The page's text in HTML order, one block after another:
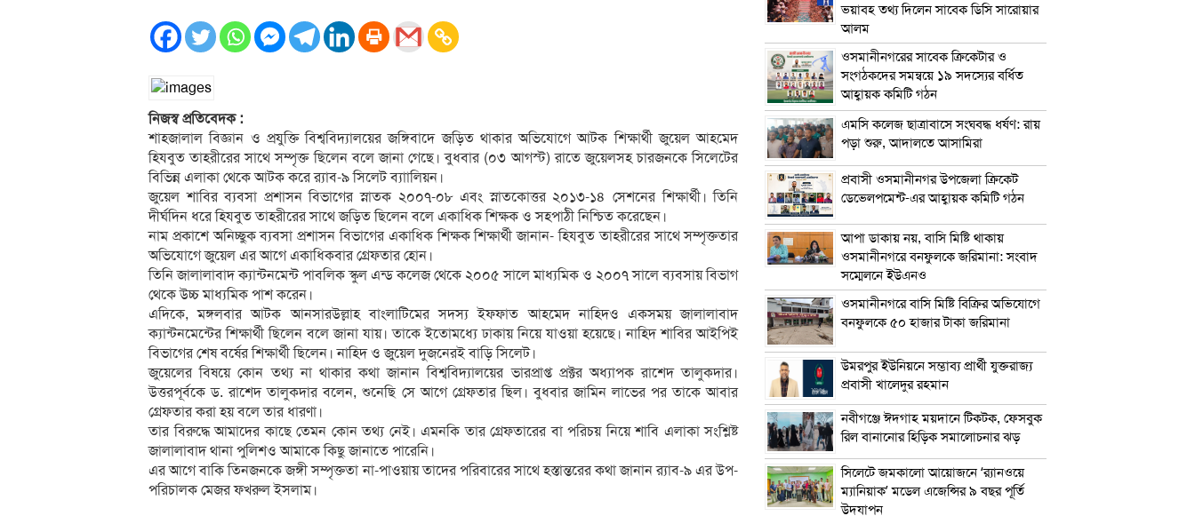
নিজস্ব প্রতিবেদক :
শাহজালাল বিজ্ঞান ও প্রযুক্তি বিশ্ববিদ্যালয়ের জঙ্গিবাদে জড়িত থাকার অভিযোগে আটক শিক্ষার্থী জুয়েল আহমেদ
হিযবুত তাহরীরের সাথে সম্পৃক্ত ছিলেন বলে জানা গেছে। বুধবার (০৩ আগস্ট) রাতে জুয়েলসহ চারজনকে সিলেটের
বিভিন্ন এলাকা থেকে আটক করে র‌্যাব-৯ সিলেট ব্যাালিয়ন।
জুয়েল শাবির ব্যবসা প্রশাসন বিভাগের স্নাতক ২০০৭-০৮ এবং স্নাতকোত্তর ২০১৩-১৪ সেশনের শিক্ষার্থী। তিনি
দীর্ঘদিন ধরে হিযবুত তাহরীরের সাথে জড়িত ছিলেন বলে একাধিক শিক্ষক ও সহপাঠী নিশ্চিত করেছেন।
নাম প্রকাশে অনিচ্ছুক ব্যবসা প্রশাসন বিভাগের একাধিক শিক্ষক শিক্ষার্থী জানান- হিযবুত তাহরীরের সাথে সম্পৃক্ততার
অভিযোগে জুয়েল এর আগে একাধিকবার গ্রেফতার হোন।
তিনি জালালাবাদ ক্যান্টনমেন্ট পাবলিক স্কুল এন্ড কলেজ থেকে ২০০৫ সালে মাধ্যমিক ও ২০০৭ সালে ব্যবসায় বিভাগ
থেকে উচ্চ মাধ্যমিক পাশ করেন।
এদিকে, মঙ্গলবার আটক আনসারউল্লাহ বাংলাটিমের সদস্য ইফফাত আহমেদ নাহিদও একসময় জালালাবাদ
ক্যান্টনমেন্টের শিক্ষার্থী ছিলেন বলে জানা যায়। তাকে ইতোমধ্যে ঢাকায় নিয়ে যাওয়া হয়েছে। নাহিদ শাবির আইপিই
বিভাগের শেষ বর্ষের শিক্ষার্থী ছিলেন। নাহিদ ও জুয়েল দুজনেরই বাড়ি সিলেট।
জুয়েলের বিষয়ে কোন তথ্য না থাকার কথা জানান বিশ্ববিদ্যালয়ের ভারপ্রাপ্ত প্রক্টর অধ্যাপক রাশেদ তালুকদার।
উত্তরপূর্বকে ড. রাশেদ তালুকদার বলেন, শুনেছি সে আগে গ্রেফতার ছিল। বুধবার জামিন লাভের পর তাকে আবার
গ্রেফতার করা হয় বলে তার ধারণা।
তার বিরুদ্ধে আমাদের কাছে তেমন কোন তথ্য নেই। এমনকি তার গ্রেফতারের বা পরিচয় নিয়ে শাবি এলাকা সংশ্লিষ্ট
জালালাবাদ থানা পুলিশও আমাকে কিছু জানাতে পারেনি।
এর আগে বাকি তিনজনকে জঙ্গী সম্পৃক্ততা না-পাওয়ায় তাদের পরিবারের সাথে হস্তান্তরের কথা জানান র‌্যাব-৯ এর উপ-
পরিচালক মেজর ফখরুল ইসলাম।
ভয়াবহ তথ্য দিলেন সাবেক ডিসি সারোয়ার
আলম
ওসমানীনগরের সাবেক ক্রিকেটার ও
সংগঠকদের সমন্বয়ে ১৯ সদস্যের বর্ধিত
আহ্বায়ক কমিটি গঠন
এম‌সি কলেজ ছাত্রাবাসে সংঘবদ্ধ ধর্ষণ: রায়
পড়া শুরু, আদালতে আসামিরা
প্রবাসী ওসমানীনগর উপজেলা ক্রিকেট
ডেভেলপমেন্ট-এর আহ্বায়ক কমিটি গঠন
আপা ডাকায় নয়, বাসি মিষ্টি থাকায়
ওসমানীনগরে বনফুলকে জরিমানা: সংবাদ
সম্মেলনে ইউএনও
ওসমানীনগরে বাসি মিষ্টি বিক্রির অভিযোগে
বনফুলকে ৫০ হাজার টাকা জরিমানা
উমরপুর ইউনিয়নে সম্ভাব্য প্রার্থী যুক্তরাজ্য
প্রবাসী খালেদুর রহমান
নবীগঞ্জে ঈদগাহ ময়দানে টিকটক, ফেসবুক
রিল বানানোর হিড়িক সমালোচনার ঝড়
সিলেটে জমকালো আয়োজনে ‘র‍্যানওয়ে
ম্যানিয়াক’ মডেল এজেন্সির ৯ বছর পূর্তি
উদযাপন